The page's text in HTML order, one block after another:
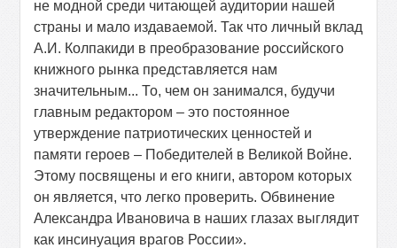
не модной среди читающей аудитории нашей
страны и мало издаваемой. Так что личный вклад
А.И. Колпакиди в преобразование российского
книжного рынка представляется нам
значительным... То, чем он занимался, будучи
главным редактором – это постоянное
утверждение патриотических ценностей и
памяти героев – Победителей в Великой Войне.
Этому посвящены и его книги, автором которых
он является, что легко проверить. Обвинение
Александра Ивановича в наших глазах выглядит
как инсинуация врагов России».